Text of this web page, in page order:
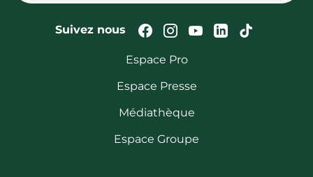
Suivez nous Suivez-nous sur
Suivez-nous sur
Suivez-nous
Suivez-Suivez-
Espace Pro
Espace Presse
Médiathèque
Espace Groupe